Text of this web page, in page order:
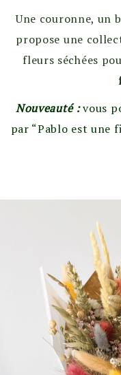
Une couronne, un
propose une
fleurs séchées
Nouveauté : vous
par “Pablo est une